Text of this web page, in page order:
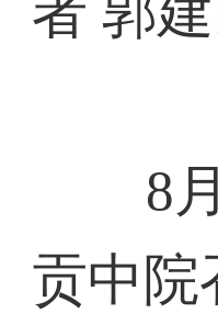
者 郭
8月
贡中院